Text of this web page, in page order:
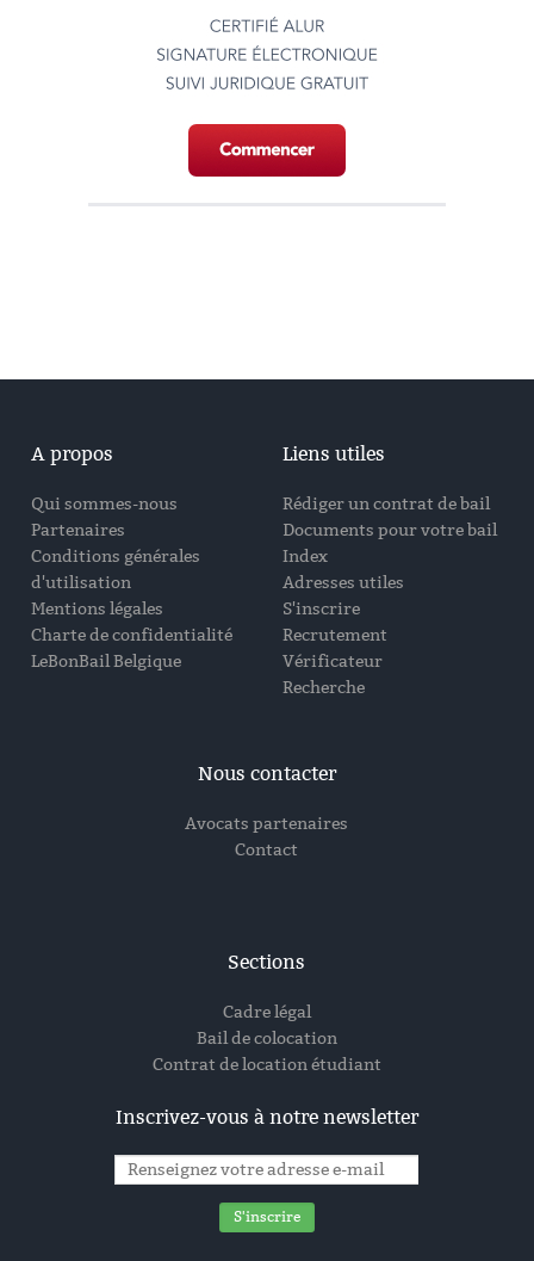
A propos
Qui sommes-nous
Partenaires
Conditions générales
d'utilisation
Mentions légales
Charte de confidentialité
LeBonBail Belgique
Liens utiles
Rédiger un contrat de bail
Documents pour votre bail
Index
Adresses utiles
S'inscrire
Recrutement
Vérificateur
Recherche
Nous contacter
Avocats partenaires
Contact
Sections
Cadre légal
Bail de colocation
Contrat de location étudiant
Inscrivez-vous à notre newsletter